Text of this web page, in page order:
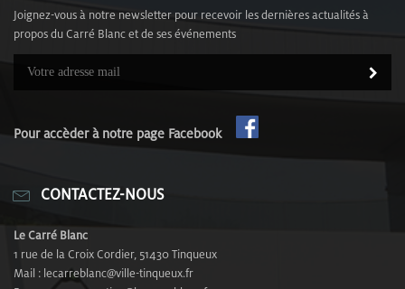
Joignez-vous à notre newsletter pour recevoir les dernières actualités à
propos du Carré Blanc et de ses événements
Pour accèder à notre page Facebook
CONTACTEZ-NOUS
Le Carré Blanc
1 rue de la Croix Cordier, 51430 Tinqueux
Mail : lecarreblanc@ville-tinqueux.fr